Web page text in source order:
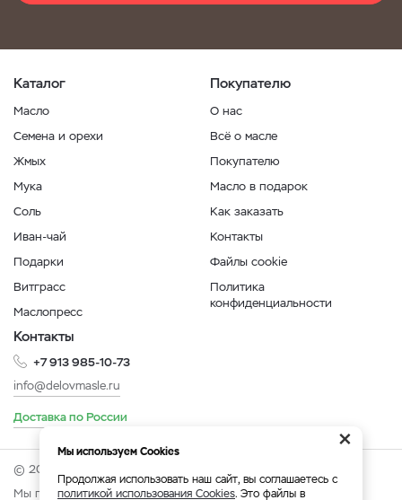
Каталог
Масло
Семена и орехи
Жмых
Мука
Соль
Иван-чай
Подарки
Витграсс
Маслопресс
Покупателю
О нас
Всё о масле
Покупателю
Масло в подарок
Как заказать
Контакты
Файлы cookie
Политика
конфиденциальности
Контакты
+7 913 985-10-73
info@delovmasle.ru
Доставка по России
© 2026 Интернет-магазин "Дело в масле".
Мы принимаем:
×
Мы используем Cookies
Продолжая использовать наш сайт, вы соглашаетесь с
политикой использования Cookies. Это файлы в